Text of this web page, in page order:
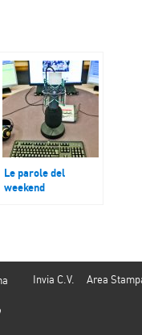
Le parole del
weekend
Invia C.V. Area